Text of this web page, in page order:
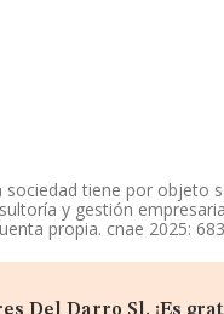
tiene por objeto
y gestión
propia. cnae 2025:
si p. La empresa
de referencia CNAE